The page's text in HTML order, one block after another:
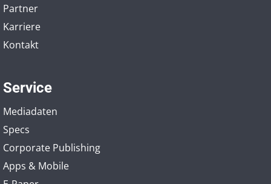
Partner
Karriere
Kontakt
Service
Mediadaten
Specs
Corporate Publishing
Apps & Mobile